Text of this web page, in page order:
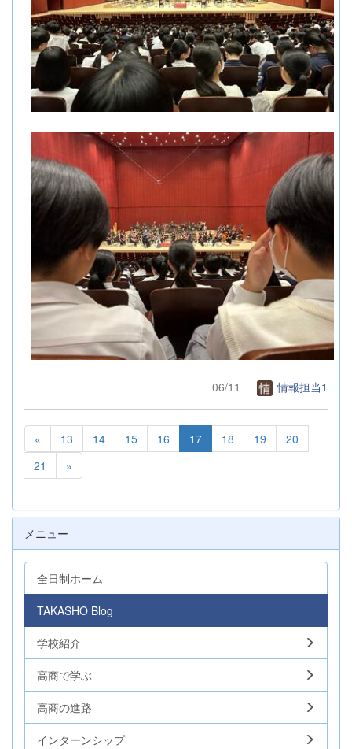
06/11 情報担当1
« 13 14 15 16 17 18 19
20
21
»
メニュー
全日制ホーム
TAKASHO Blog
学校紹介
高商で学ぶ
高商の進路
インターンシップ